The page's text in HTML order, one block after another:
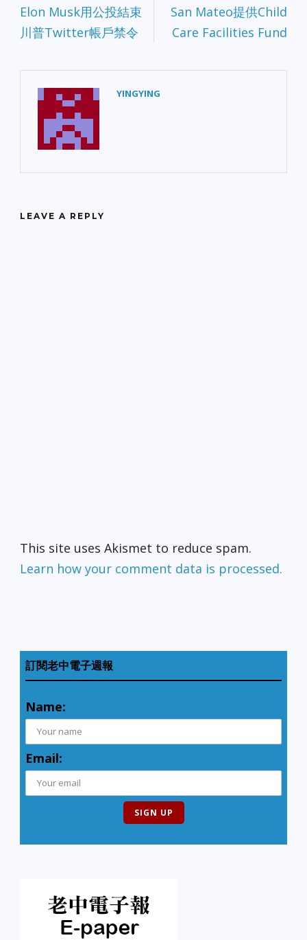
Elon Musk用公投結束
川普Twitter帳戶禁令
San Mateo提供Child
Care Facilities Fund
YINGYING
LEAVE A REPLY
This site uses Akismet to reduce spam.
Learn how your comment data is processed.
訂閱老中電子週報
Name:
Email: